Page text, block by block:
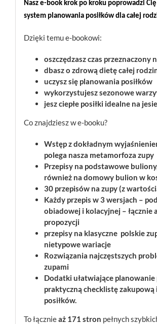
Nasz e-book krok po kroku poprowadzi
system planowania posiłków dla całej
Dzięki temu e-bookowi:
oszczędzasz czas przeznaczony
dbasz o zdrową dietę całej
uczysz się planowania posiłków
wykorzystujesz sezonowe
jesz ciepłe posiłki idealne na
Co znajdziesz w e-booku?
Wstęp z dokładnym
polega nasza metamorfoza zupy
Przepisy na podstawowe
również na domowy bulion w
30 przepisów na zupy (z
Każdy przepis w 3 wersjach –
obiadowej i kolacyjnej – łącznie
propozycji
przepisy na klasyczne polskie
nietypowe wariacje
Rozwiązania najczęstszych
zupami
Dodatki ułatwiające planowanie
praktyczną checklistę zakupową
posiłków.
To łącznieaż 171 stron pełnych